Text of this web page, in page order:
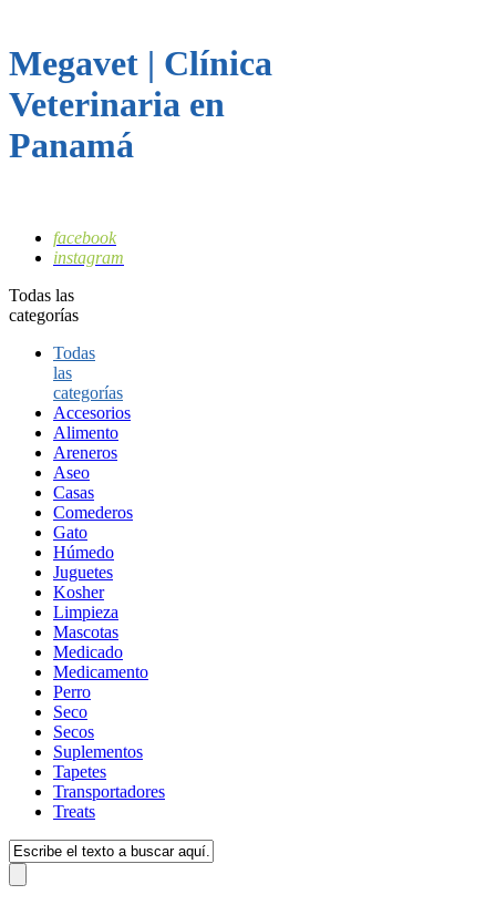
Megavet | Clínica
Veterinaria en
Panamá
facebook
instagram
Todas las
categorías
Todas
las
categorías
Accesorios
Alimento
Areneros
Aseo
Casas
Comederos
Gato
Húmedo
Juguetes
Kosher
Limpieza
Mascotas
Medicado
Medicamento
Perro
Seco
Secos
Suplementos
Tapetes
Transportadores
Treats